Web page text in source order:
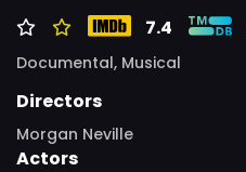
7.4
Documental, Musical
Directors
Morgan Neville
Actors